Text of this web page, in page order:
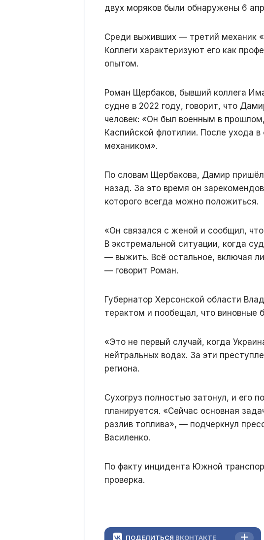
двух моряков были обнаружены 6
Среди выживших — третий механик
Коллеги характеризуют его как
опытом.
Роман Щербаков, бывший коллега
судне в 2022 году, говорит, что
человек: «Он был военным в
Каспийской флотилии. После ухода
механиком».
По словам Щербакова, Дамир
назад. За это время он
которого всегда можно положиться.
«Он связался с женой и сообщил,
В экстремальной ситуации, когда
— выжить. Всё остальное, включая
— говорит Роман.
Губернатор Херсонской области
терактом и пообещал, что виновные
«Это не первый случай, когда
нейтральных водах. За эти
региона.
Сухогруз полностью затонул, и его
планируется. «Сейчас основная
разлив топлива», — подчеркнул
Василенко.
По факту инцидента Южной
проверка.
ПОДЕЛИТЬСЯ ВКОНТАКТЕ